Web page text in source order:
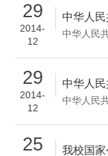
29
2014-
12
中华人
中华人民
29
2014-
12
中华人
中华人民
25